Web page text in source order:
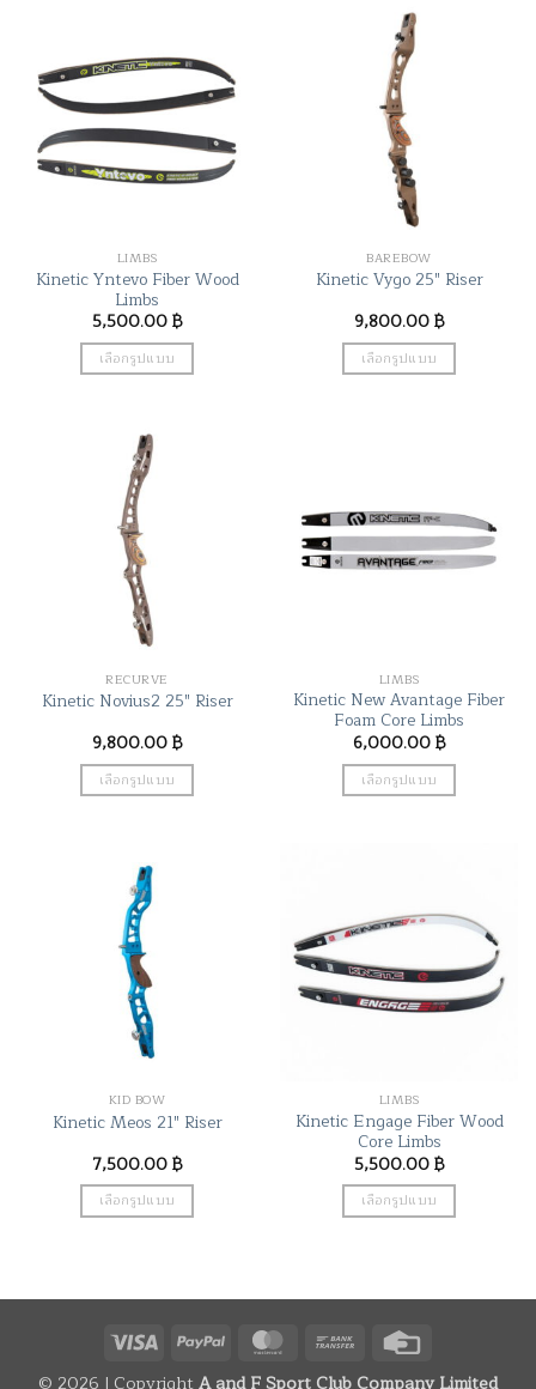
variants.
options
may
be
chosen
product
page
has
multiple
variants.
The
options
may
be
chosen
on
product
page
LIMBS
Kinetic Yntevo Fiber Wood
Limbs
5,500.00฿
เลือกรูปแบบ
has
multiple
variants.
The
options
may
be
chosen
on
product
page
BAREBOW
Kinetic Vygo 25″ Riser
9,800.00฿
เลือกรูปแบบ
The
options
may
product
page
RECURVE
Kinetic Novius2 25″ Riser
9,800.00฿
เลือกรูปแบบ
has
multiple
variants.
The
options
may
be
chosen
on
product
page
LIMBS
Kinetic New Avantage Fiber
Foam Core Limbs
6,000.00฿
เลือกรูปแบบ
variants.
The
may
be
product
page
KID BOW
Kinetic Meos 21″ Riser
7,500.00฿
เลือกรูปแบบ
multiple
variants.
The
options
LIMBS
Kinetic Engage Fiber Wood
Core Limbs
5,500.00฿
เลือกรูปแบบ
multiple
variants.
The
options
Visa PayPal MasterCardBank